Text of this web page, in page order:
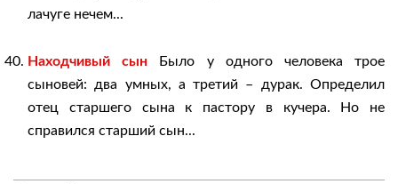
лачуге нечем...
Находчивый сын Было у одного человека трое
сыновей: два умных, а третий – дурак. Определил
отец старшего сына к пастору в кучера. Но не
справился старший сын...